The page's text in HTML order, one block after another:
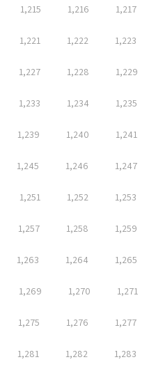
1,215 1,216 1,217
1,221 1,222 1,223
1,227 1,228 1,229
1,233 1,234 1,235
1,239 1,240 1,241
1,245 1,246 1,247
1,251 1,252 1,253
1,257 1,258 1,259
1,263 1,264 1,265
1,269 1,270 1,271
1,275 1,276 1,277
1,281 1,282 1,283